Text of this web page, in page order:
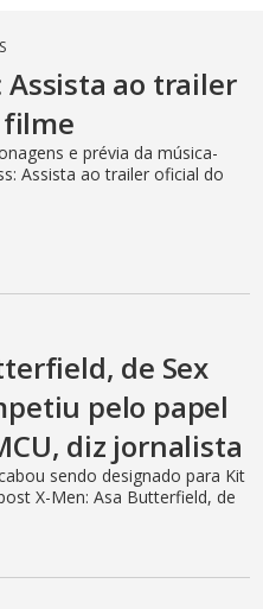
Assista ao trailer
e prévia da música-
Assista ao trailer oficial do
de Sex
pelo papel
diz jornalista
sendo designado para Kit
X-Men: Asa Butterfield, de